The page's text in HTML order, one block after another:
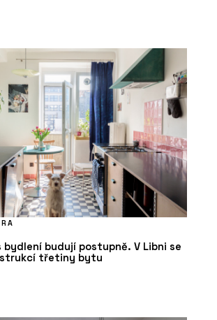
bydlení budují postupně. V Libni se
třetiny bytu